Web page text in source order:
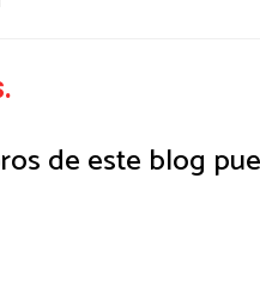
de este blog